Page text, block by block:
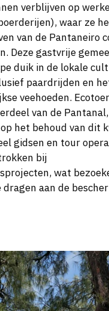
verblijven op
waar ze
van de Pantaneiro
Deze gastvrije
duik in de lokale
paardrijden en
veehoeden.
van de
het behoud van dit
gidsen en tour
bij
wat
aan de